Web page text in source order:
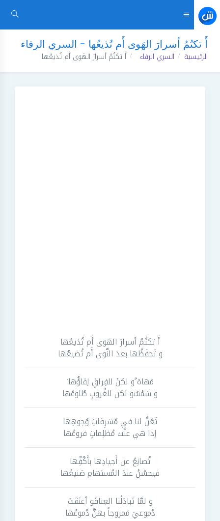
أَ تكتُمُ أسرارَ الهَوى أَم تُذيعُها - السري الرفاء
الرئيسية السري الرفاء أَ تكتُمُ أسرارَ الهَوى أَم تُذيعُها
أَ تكتُمُ أسرارَ الهَوى أَم تُذيعُها
و تَحفَظُها بعدَ النَّوى أَم تُضيعُها
مَهاة ٌو لكنْ للفِراقِ لِقاؤُها؛
و شَمْسٌو لكن للغُروبِ طُلوعُها
تَعُنُّ لنا في مُشرِقاتِ وُجوهِها
إذا هي عنَّت مُظلِماتٍ فروعُها
تُصانِعُ عن أَجيادِها بأَكُفِّها
فيحسُنُ عندَ المُستهامِ صَنيعُها
و لمَّا تَبادَلْنا العِناقَو أعنَقَتْ
دُموعيَ مَمزوجاً بهنَّ دُموعُها